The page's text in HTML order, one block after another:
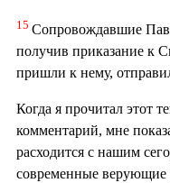
15 Сопровождавшие
получив приказание к
пришли к нему,
Когда я прочитал этот
комментарий, мне
расходится с нашим
современные верующие